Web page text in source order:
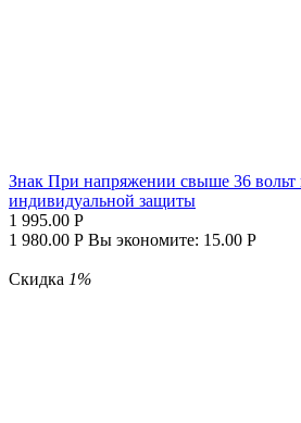
Знак При напряжении свыше 36 вольт
индивидуальной защиты
1 995.00 Р
1 980.00 Р Вы экономите: 15.00 Р
Скидка 1%